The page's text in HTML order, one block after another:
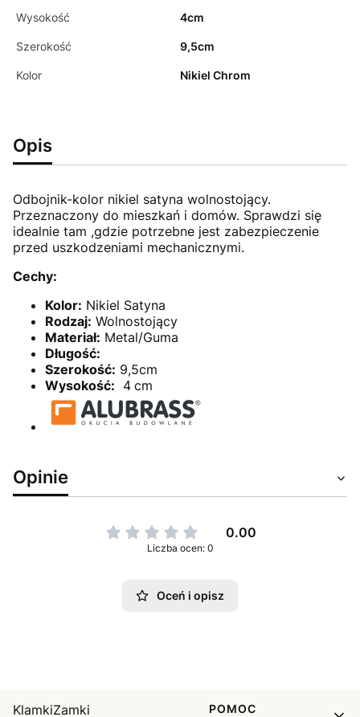
Wysokość 4cm
Szerokość 9,5cm
Kolor Nikiel Chrom
Opis
Odbojnik-kolor nikiel satyna wolnostojący.
Przeznaczony do mieszkań i domów. Sprawdzi się
idealnie tam ,gdzie potrzebne jest zabezpieczenie
przed uszkodzeniami mechanicznymi.
Cechy:
Kolor: Nikiel Satyna
Rodzaj: Wolnostojący
Materiał: Metal/Guma
Długość:
Szerokość: 9,5cm
Wysokość: 4 cm
Opinie
0.00
Liczba ocen: 0
Oceń i opisz
KlamkiZamki Linki w stopce
POMOC